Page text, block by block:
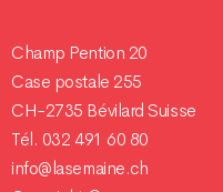
Champ Pention 20
Case postale 255
CH-2735 Bévilard Suisse
Tél. 032 491 60 80
info@lasemaine.ch